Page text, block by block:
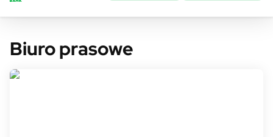
Biuro prasowe
Rzecznik prasowy